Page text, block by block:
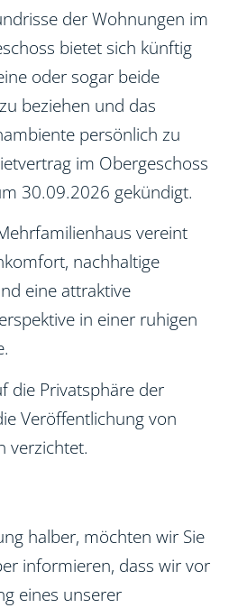
der Wohnungen im
bietet sich künftig
oder sogar beide
beziehen und das
persönlich zu
im Obergeschoss
30.09.2026 gekündigt.
vereint
nachhaltige
eine attraktive
in einer ruhigen
die Privatsphäre der
Veröffentlichung von
verzichtet.
halber, möchten wir Sie
informieren, dass wir vor
eines unserer